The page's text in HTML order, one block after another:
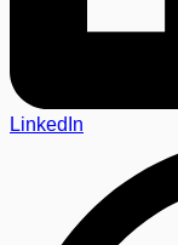
LinkedIn